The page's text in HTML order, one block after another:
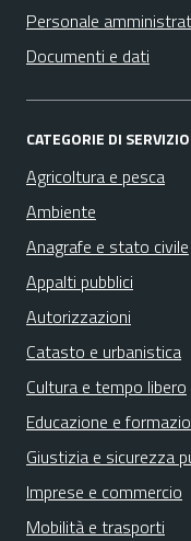
Personale
Documenti e dati
CATEGORIE DI SERVIZIO
Agricoltura e pesca
Ambiente
Anagrafe e stato civile
Appalti pubblici
Autorizzazioni
Catasto e urbanistica
Cultura e tempo libero
Educazione e
Giustizia e sicurezza
Imprese e commercio
Mobilità e trasporti